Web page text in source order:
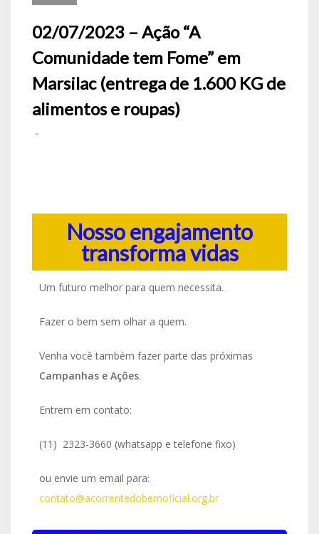
02/07/2023 – Ação “A
Comunidade tem Fome” em
Marsilac (entrega de 1.600 KG de
alimentos e roupas)
-
Nosso engajamento
transforma vidas
Um futuro melhor para quem necessita.
Fazer o bem sem olhar a quem.
Venha você também fazer parte das próximas
Campanhas e Ações.
Entrem em contato:
(11) 2323-3660 (whatsapp e telefone fixo)
ou envie um email para:
contato@acorrentedobemoficial.org.br